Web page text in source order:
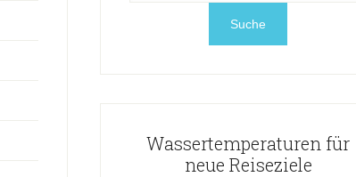
Wassertemperaturen für
neue Reiseziele